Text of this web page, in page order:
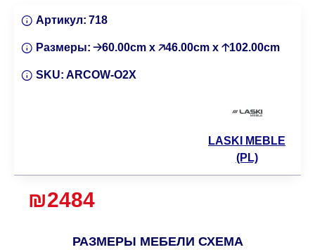
РАЗМЕРЫ МЕБЕЛИ СХЕМА
₪2484
Артикул: 718
Размеры: 🡢60.00cm x 🡥46.00cm x 🡡102.00cm
SKU: ARCOW-O2X
LASKI MEBLE
(PL)